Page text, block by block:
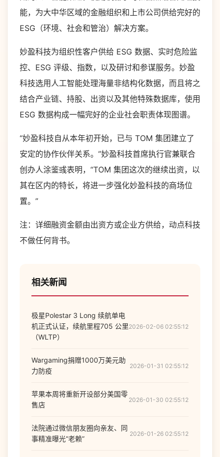
能，为大中华区域的金融组织和上市公司供给完好的
ESG（环境、社会和管治）解决方案。
妙盈科技为组织性客户供给 ESG 数据、实时危险监
控、ESG 评级、指数，以及研讨和参谋服务。妙盈
科技选用人工智能处理海量非结构化数据，而且将之
结合产业链、持股、出资以及其他特殊数据库，使用
ESG 数据构成一幅完好的企业社会职责体现图谱。
“妙盈科技自从本年初开始，已与 TOM 集团建立了
安定的协作伙伴关系。”妙盈科技首席执行官兼联合
创办人涂鉴彧表明，“TOM 集团这次的继续出资，以
其在区内的特长，将进一步强化妙盈科技的商场位
置。”
注：详细融资金额由出资方或企业方供给，动点科技
不做任何背书。
相关新闻
极星Polestar 3 Long 续航单电
机正式认证，续航里程705 公里
（WLTP）
2026-02-06 02:55:12
Wargaming捐赠1000万美元助
力防疫
2026-01-31 02:55:12
苹果本周将重新开设部分美国零
售店
2026-01-30 02:55:12
法院通过微信朋友圈向亲友、同
事精准曝光“老赖”
2026-01-26 02:55:12